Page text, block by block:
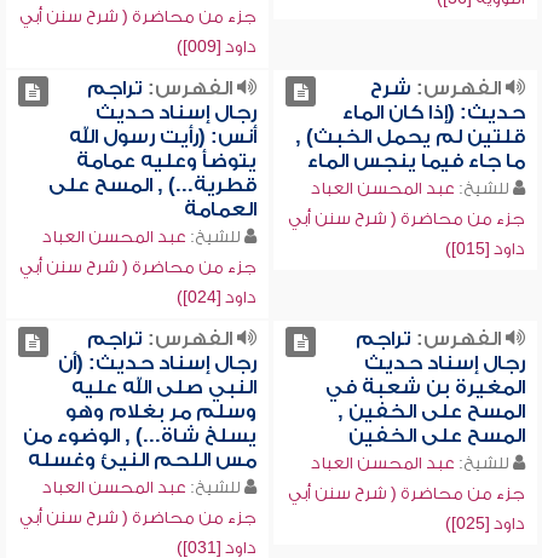
جزء من محاضرة ( شرح سنن أبي
داود [009])
الفهرس: شرح
حديث: (إذا كان الماء
قلتين لم يحمل الخبث) ,
ما جاء فيما ينجس الماء
للشيخ: عبد المحسن العباد
جزء من محاضرة ( شرح سنن أبي
داود [015])
الفهرس: تراجم
رجال إسناد حديث
أنس: (رأيت رسول الله
يتوضأ وعليه عمامة
قطرية...) , المسح على
العمامة
للشيخ: عبد المحسن العباد
جزء من محاضرة ( شرح سنن أبي
داود [024])
الفهرس: تراجم
رجال إسناد حديث
المغيرة بن شعبة في
المسح على الخفين ,
المسح على الخفين
للشيخ: عبد المحسن العباد
جزء من محاضرة ( شرح سنن أبي
داود [025])
الفهرس: تراجم
رجال إسناد حديث: (أن
النبي صلى الله عليه
وسلم مر بغلام وهو
يسلخ شاة...) , الوضوء من
مس اللحم النيئ وغسله
للشيخ: عبد المحسن العباد
جزء من محاضرة ( شرح سنن أبي
داود [031])